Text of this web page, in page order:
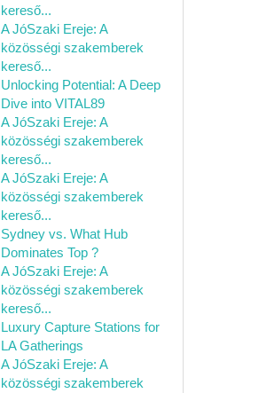
kereső...
A JóSzaki Ereje: A
közösségi szakemberek
kereső...
Unlocking Potential: A Deep
Dive into VITAL89
A JóSzaki Ereje: A
közösségi szakemberek
kereső...
A JóSzaki Ereje: A
közösségi szakemberek
kereső...
Sydney vs. What Hub
Dominates Top ?
A JóSzaki Ereje: A
közösségi szakemberek
kereső...
Luxury Capture Stations for
LA Gatherings
A JóSzaki Ereje: A
közösségi szakemberek